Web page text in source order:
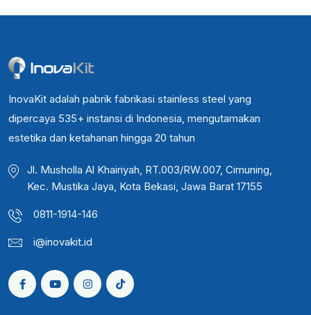
InovaKit adalah pabrik fabrikasi stainless steel yang
dipercaya 535+ instansi di Indonesia, mengutamakan
estetika dan ketahanan hingga 20 tahun
Jl. Musholla Al Khairiyah, RT.003/RW.007, Cimuning,
Kec. Mustika Jaya, Kota Bekasi, Jawa Barat 17155
0811-1914-146
i@inovakit.id